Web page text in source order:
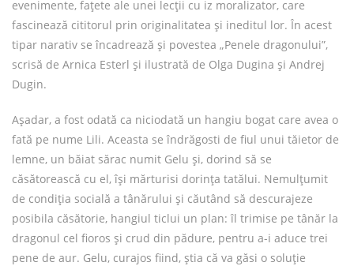
evenimente, fațete ale unei lecții cu iz moralizator, care
fascinează cititorul prin originalitatea și ineditul lor. În acest
tipar narativ se încadrează și povestea „Penele dragonului”,
scrisă de Arnica Esterl și ilustrată de Olga Dugina și Andrej
Dugin.
Așadar, a fost odată ca niciodată un hangiu bogat care avea o
fată pe nume Lili. Aceasta se îndrăgosti de fiul unui tăietor de
lemne, un băiat sărac numit Gelu și, dorind să se
căsătorească cu el, își mărturisi dorința tatălui. Nemulțumit
de condiția socială a tânărului și căutând să descurajeze
posibila căsătorie, hangiul ticlui un plan: îl trimise pe tânăr la
dragonul cel fioros și crud din pădure, pentru a-i aduce trei
pene de aur. Gelu, curajos fiind, știa că va găsi o soluție